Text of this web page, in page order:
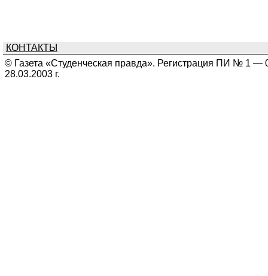
КОНТАКТЫ
© Газета «Студенческая правда». Регистрация ПИ № 1 —
28.03.2003 г.